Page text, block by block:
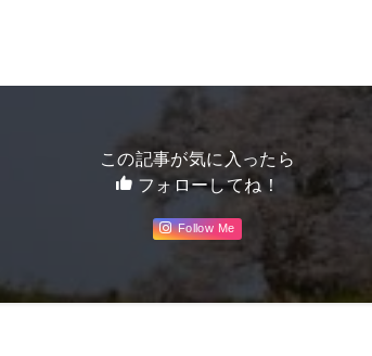
この記事が気に入ったら
フォローしてね！
Follow Me